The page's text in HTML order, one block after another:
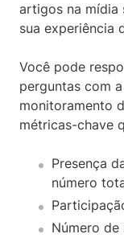
artigos na mídia
sua experiência
Você pode
perguntas com
monitoramento
métricas-chave
Presença
número
Número de